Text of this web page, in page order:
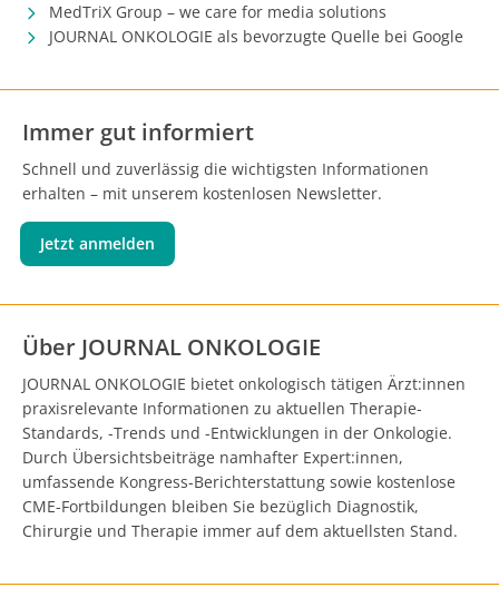
MedTriX Group – we care for media solutions
JOURNAL ONKOLOGIE als bevorzugte Quelle bei Google
Immer gut informiert
Schnell und zuverlässig die wichtigsten Informationen
erhalten – mit unserem kostenlosen Newsletter.
Jetzt anmelden
Über JOURNAL ONKOLOGIE
JOURNAL ONKOLOGIE bietet onkologisch tätigen Ärzt:innen
praxisrelevante Informationen zu aktuellen Therapie-
Standards, -Trends und -Entwicklungen in der Onkologie.
Durch Übersichtsbeiträge namhafter Expert:innen,
umfassende Kongress-Berichterstattung sowie kostenlose
CME-Fortbildungen bleiben Sie bezüglich Diagnostik,
Chirurgie und Therapie immer auf dem aktuellsten Stand.